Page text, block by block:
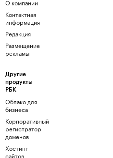
О компании
Контактная
информация
Редакция
Размещение
рекламы
Другие
продукты
РБК
Облако для
бизнеса
Корпоративный
регистратор
доменов
Хостинг
сайтов